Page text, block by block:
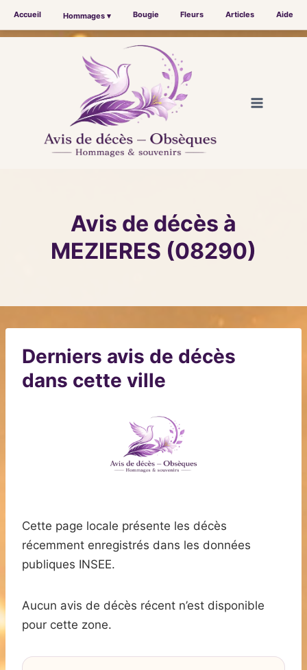
Accueil Hommages ▾ Bougie Fleurs Articles Aide
Avis de décès à
MEZIERES (08290)
Derniers avis de décès
dans cette ville
Cette page locale présente les décès
récemment enregistrés dans les données
publiques INSEE.
Aucun avis de décès récent n’est disponible
pour cette zone.